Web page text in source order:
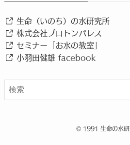
生命（いのち）の水研究所
株式会社プロトンパレス
セミナー「お水の教室」
小羽田健雄 facebook
© 1991 生命の水